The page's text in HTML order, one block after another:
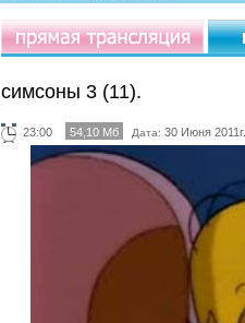
симсоны 3 (11).
23:00 54,10 Мб Дата: 30 Июня 2011г.